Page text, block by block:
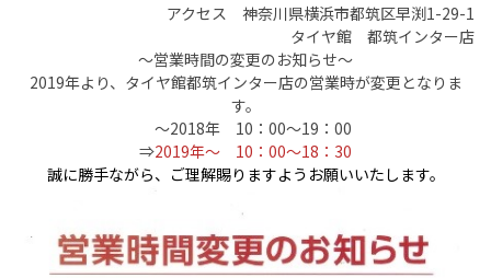
アクセス 神奈川県横浜市都筑区早渕1-29-1
タイヤ館 都筑インター店
～営業時間の変更のお知らせ～
2019年より、タイヤ館都筑インター店の営業時が変更となりま
す。
～2018年 10：00～19：00
⇒2019年～ 10：00～18：30
誠に勝手ながら、ご理解賜りますようお願いいたします。